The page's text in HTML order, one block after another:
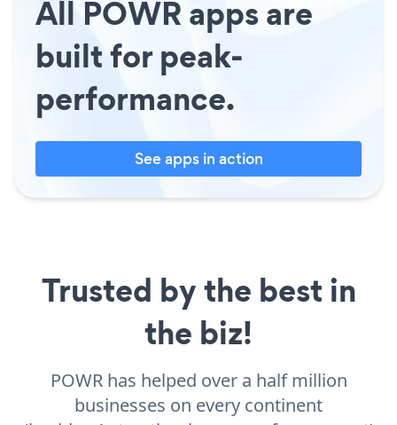
All POWR apps are
built for peak-
performance.
See apps in action
Trusted by the best in
the biz!
POWR has helped over a half million
businesses on every continent